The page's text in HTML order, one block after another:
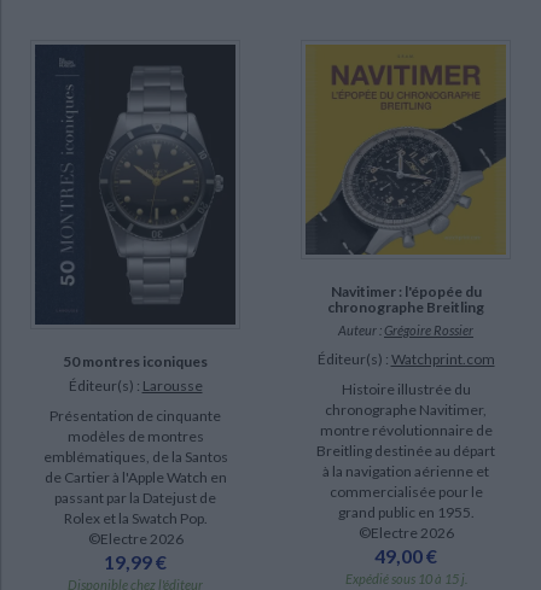
a-paraitre (7)
manquant (2)
50 montres iconiques
Éditeur(s) : Larousse
Présentation de cinquante
modèles de montres
emblématiques, de la Santos
de Cartier à l'Apple Watch en
passant par la Datejust de
Rolex et la Swatch Pop.
©Electre 2026
19,99 €
Disponible chez l'éditeur
Navitimer : l'épopée du
chronographe Breitling
Auteur : Grégoire Rossier
Éditeur(s) : Watchprint.com
Histoire illustrée du
chronographe Navitimer,
montre révolutionnaire de
Breitling destinée au départ
à la navigation aérienne et
commercialisée pour le
grand public en 1955.
©Electre 2026
49,00 €
Expédié sous 10 à 15 j.